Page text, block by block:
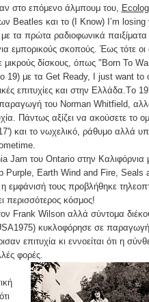
στο επόμενο άλμπουμ του,
Beatles και το (I Know) I’m losing
τα πρώτα ραδιοφωνικά
εμπορικούς σκοπούς. Έως τότε οι
μικρούς δίσκους, όπως "Born To
με τα Get Ready, I just want to
επιτυχίες και στην Ελλάδα.Tο
του Norman Whitfield,
Πάντως αξίζει να ακούσετε το
και το νωχελικό, ράθυμο αλλά
Jam του Ontario στην Καλιφόρνια
Earth Wind and Fire, Seals
τους προβλήθηκε
περισσότερος κόσμος!
Frank Wilson αλλά σύντομα
κυκλοφόρησε σε παραγωγή
επιτυχία κι εννοείται ότι η
φορές.